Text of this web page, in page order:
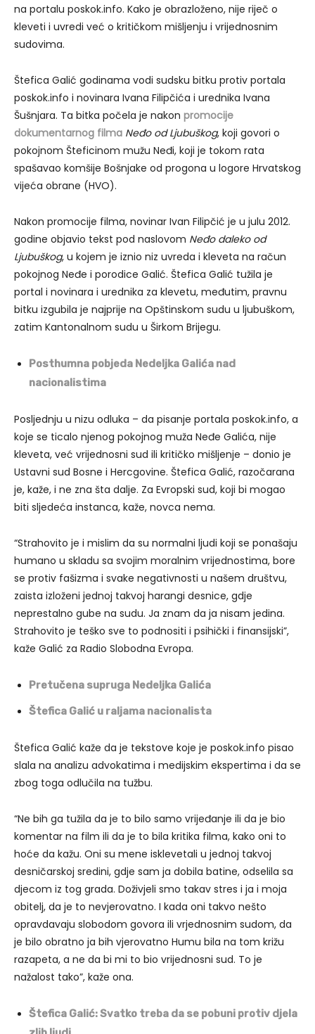
na portalu poskok.info. Kako je obrazloženo, nije riječ o
kleveti i uvredi već o kritičkom mišljenju i vrijednosnim
sudovima.
Štefica Galić godinama vodi sudsku bitku protiv portala
poskok.info i novinara Ivana Filipčića i urednika Ivana
Šušnjara. Ta bitka počela je nakon promocije
dokumentarnog filma Neđo od Ljubuškog, koji govori o
pokojnom Šteficinom mužu Neđi, koji je tokom rata
spašavao komšije Bošnjake od progona u logore Hrvatskog
vijeća obrane (HVO).
Nakon promocije filma, novinar Ivan Filipčić je u julu 2012.
godine objavio tekst pod naslovom Neđo daleko od
Ljubuškog, u kojem je iznio niz uvreda i kleveta na račun
pokojnog Neđe i porodice Galić. Štefica Galić tužila je
portal i novinara i urednika za klevetu, međutim, pravnu
bitku izgubila je najprije na Opštinskom sudu u ljubuškom,
zatim Kantonalnom sudu u Širkom Brijegu.
Posthumna pobjeda Nedeljka Galića nad
nacionalistima
Posljednju u nizu odluka – da pisanje portala poskok.info, a
koje se ticalo njenog pokojnog muža Neđe Galića, nije
kleveta, već vrijednosni sud ili kritičko mišljenje – donio je
Ustavni sud Bosne i Hercgovine. Štefica Galić, razočarana
je, kaže, i ne zna šta dalje. Za Evropski sud, koji bi mogao
biti sljedeća instanca, kaže, novca nema.
“Strahovito je i mislim da su normalni ljudi koji se ponašaju
humano u skladu sa svojim moralnim vrijednostima, bore
se protiv fašizma i svake negativnosti u našem društvu,
zaista izloženi jednoj takvoj harangi desnice, gdje
neprestalno gube na sudu. Ja znam da ja nisam jedina.
Strahovito je teško sve to podnositi i psihički i finansijski”,
kaže Galić za Radio Slobodna Evropa.
Pretučena supruga Nedeljka Galića
Štefica Galić u raljama nacionalista
Štefica Galić kaže da je tekstove koje je poskok.info pisao
slala na analizu advokatima i medijskim ekspertima i da se
zbog toga odlučila na tužbu.
“Ne bih ga tužila da je to bilo samo vrijeđanje ili da je bio
komentar na film ili da je to bila kritika filma, kako oni to
hoće da kažu. Oni su mene isklevetali u jednoj takvoj
desničarskoj sredini, gdje sam ja dobila batine, odselila sa
djecom iz tog grada. Doživjeli smo takav stres i ja i moja
obitelj, da je to nevjerovatno. I kada oni takvo nešto
opravdavaju slobodom govora ili vrjednosnim sudom, da
je bilo obratno ja bih vjerovatno Humu bila na tom križu
razapeta, a ne da bi mi to bio vrijednosni sud. To je
nažalost tako”, kaže ona.
Štefica Galić: Svatko treba da se pobuni protiv djela